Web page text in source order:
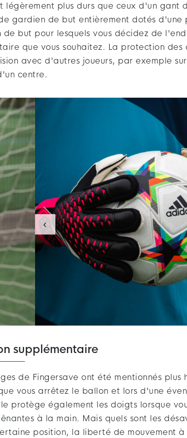
légèrement plus durs que ceux d'un
gardien de but entièrement dotés
but pour lesquels vous décidez de
que vous souhaitez. La protection
avec d'autres joueurs, par exemple
centre.
‹
supplémentaire
de Fingersave ont été mentionnés
vous arrêtez le ballon et lors d'une
protège également les doigts lorsque
à la main. Mais quels sont les
position, la liberté de mouvement